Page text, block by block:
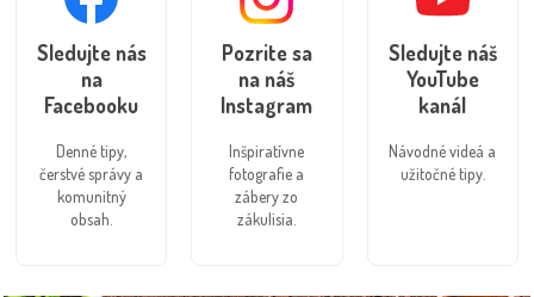
Sledujte nás
na
Facebooku
Denné tipy,
čerstvé správy a
komunitný
obsah.
Pozrite sa
na náš
Instagram
Inšpiratívne
fotografie a
zábery zo
zákulisia.
Sledujte náš
YouTube
kanál
Návodné videá a
užitočné tipy.